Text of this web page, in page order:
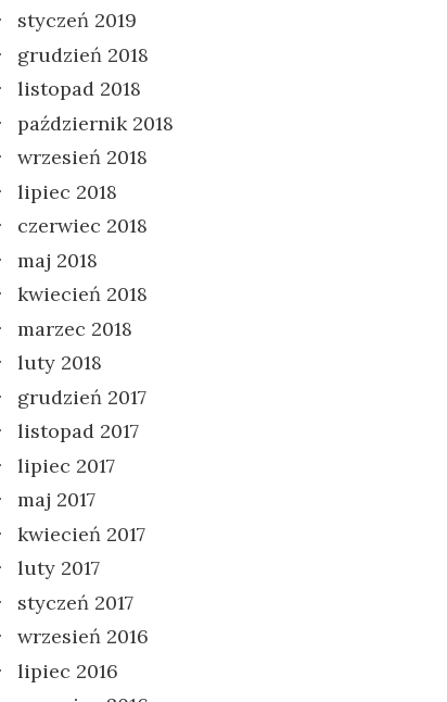
styczeń 2019
grudzień 2018
listopad 2018
październik 2018
wrzesień 2018
lipiec 2018
czerwiec 2018
maj 2018
kwiecień 2018
marzec 2018
luty 2018
grudzień 2017
listopad 2017
lipiec 2017
maj 2017
kwiecień 2017
luty 2017
styczeń 2017
wrzesień 2016
lipiec 2016